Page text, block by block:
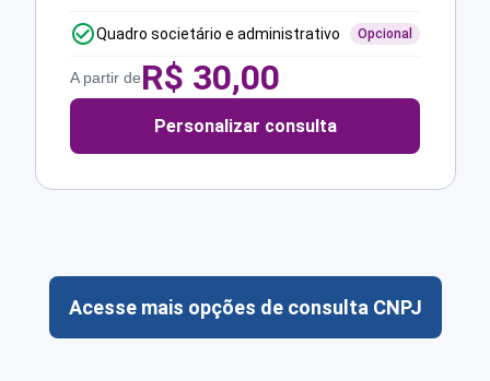
Quadro societário e administrativo Opcional
A partir deR$ 30,00
Personalizar consulta
Acesse mais opções de consulta CNPJ